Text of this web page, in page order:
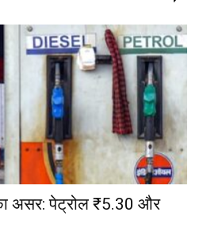
असर: पेट्रोल ₹5.30 और